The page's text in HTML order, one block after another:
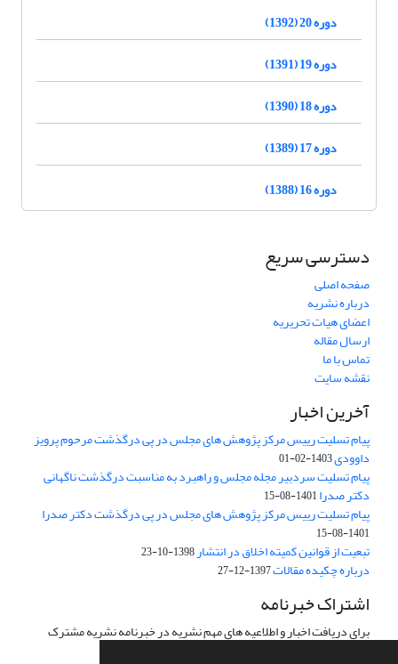
دوره 20 (1392)
دوره 19 (1391)
دوره 18 (1390)
دوره 17 (1389)
دوره 16 (1388)
دسترسی سریع
صفحه اصلی
درباره نشریه
اعضای هیات تحریریه
ارسال مقاله
تماس با ما
نقشه سایت
آخرین اخبار
پیام تسلیت رییس مرکز پژوهش های مجلس در پی درگذشت مرحوم پرویز
داوودی1403-02-01
پیام تسلیت سردبیر مجله مجلس و راهبرد به مناسبت درگذشت ناگهانی
دکتر صدرا1401-08-15
پیام تسلیت رییس مرکز پژوهش های مجلس در پی درگذشت دکتر صدرا
1401-08-15
تبعیت از قوانین کمیته اخلاق در انتشار1398-10-23
درباره چکیده مقالات1397-12-27
اشتراک خبرنامه
برای دریافت اخبار و اطلاعیه های مهم نشریه در خبرنامه نشریه مشترک